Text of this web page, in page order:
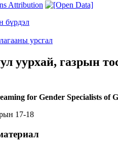
Attribution
бүрдэл
урсгал
уурхай, газрын
for Gender Specialists of
17-18